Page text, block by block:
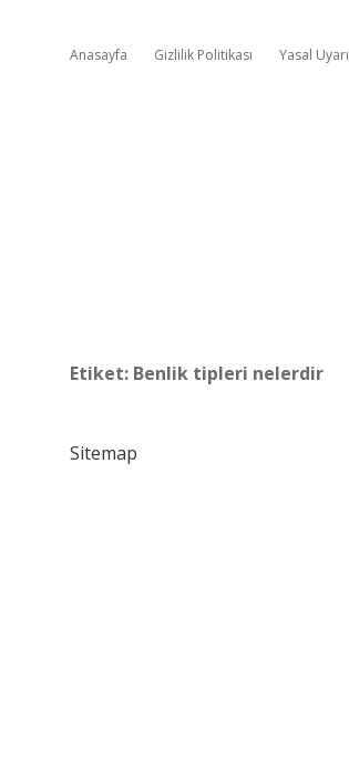
Anasayfa Gizlilik Politikası Yasal Uyarı
Etiket: Benlik tipleri nelerdir
Sitemap